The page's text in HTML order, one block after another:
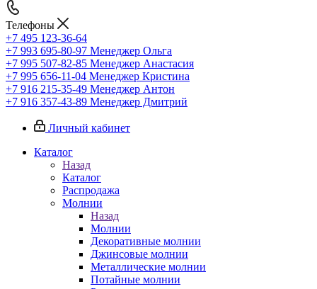
Телефоны
+7 495 123-36-64
+7 993 695-80-97 Менеджер Ольга
+7 995 507-82-85 Менеджер Анастасия
+7 995 656-11-04 Менеджер Кристина
+7 916 215-35-49 Менеджер Антон
+7 916 357-43-89 Менеджер Дмитрий
Личный кабинет
Каталог
Назад
Каталог
Распродажа
Молнии
Назад
Молнии
Декоративные молнии
Джинсовые молнии
Металлические молнии
Потайные молнии